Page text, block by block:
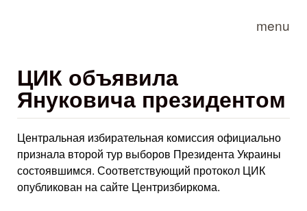
menu
ЦИК объявила
Януковича президентом
Центральная избирательная комиссия официально
признала второй тур выборов Президента Украины
состоявшимся. Соответствующий протокол ЦИК
опубликован на сайте Центризбиркома.